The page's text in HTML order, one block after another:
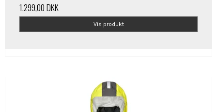
1.299,00 DKK
Vis produkt